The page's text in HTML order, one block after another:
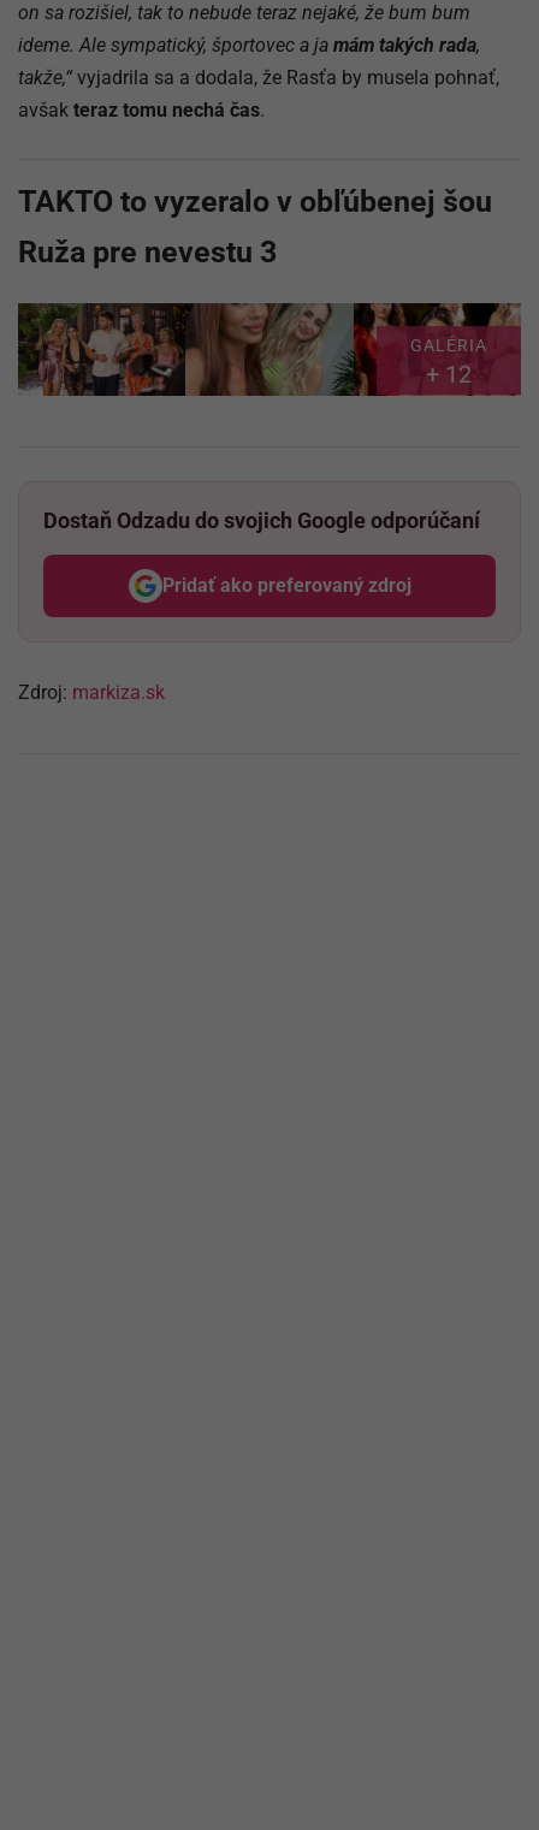
on sa rozišiel, tak to nebude teraz nejaké, že bum bum
ideme. Ale sympatický, športovec a ja mám takých rada,
takže,“ vyjadrila sa a dodala, že Rasťa by musela pohnať,
avšak teraz tomu nechá čas.
TAKTO to vyzeralo v obľúbenej šou
Ruža pre nevestu 3
GALÉRIA
+ 12
Dostaň Odzadu do svojich Google odporúčaní
Pridať ako preferovaný zdroj
Odzadu, odkaz sa otvorí v
Zdroj: markiza.sk